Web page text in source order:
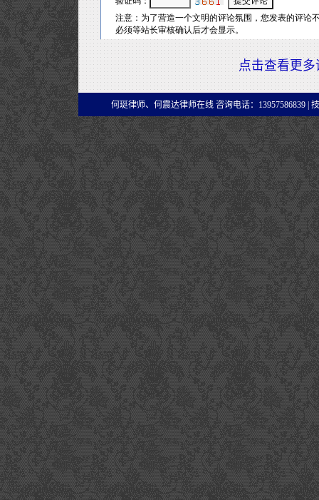
点击查看更多
何珽律师、何震达律师在线 咨询电话：13957586839 |